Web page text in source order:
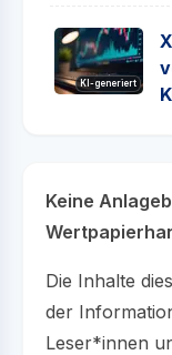
KI-generiert
Keine
Die Inhalte
der
Leser*innen